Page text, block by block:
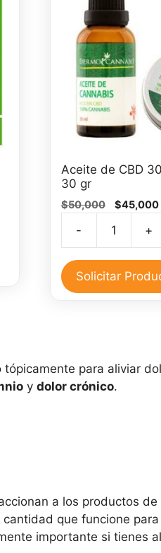
Aceite de CBD
30 gr
$50,000
El
original
era:
$50,000.
$45,000El
-
CBD
30
CBD
+
Solicitar
para aliviar
y dolor crónico.
a los productos de
que funcione
importante si tienes